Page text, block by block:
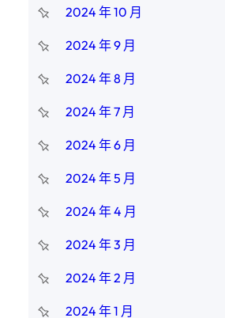
2024 年 10 月
2024 年 9 月
2024 年 8 月
2024 年 7 月
2024 年 6 月
2024 年 5 月
2024 年 4 月
2024 年 3 月
2024 年 2 月
2024 年 1 月